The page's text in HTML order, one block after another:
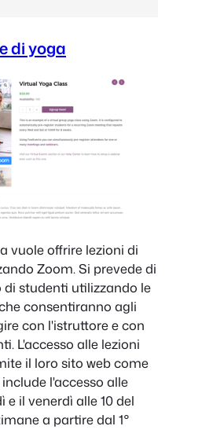
di yoga
vuole offrire lezioni di
Zoom. Si prevede di
studenti utilizzando le
consentiranno agli
con l'istruttore e con
L'accesso alle lezioni
il loro sito web come
l'accesso alle
e il venerdì alle 10 del
a partire dal 1°